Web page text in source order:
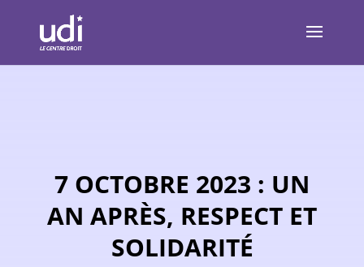
7 OCTOBRE 2023 : UN
AN APRÈS, RESPECT ET
SOLIDARITÉ